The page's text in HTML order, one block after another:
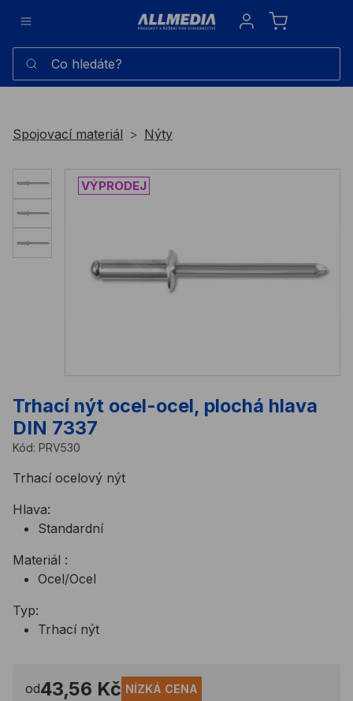
Sign in
Co hledáte?
Spojovací materiál Nýty
Trhací nýt ocel-ocel, plochá hlava
DIN 7337
Kód: PRV530
Trhací ocelový nýt
Hlava:
Standardní
Materiál :
Ocel/Ocel
Typ:
Trhací nýt
od43,56 Kč NÍZKÁ CENA